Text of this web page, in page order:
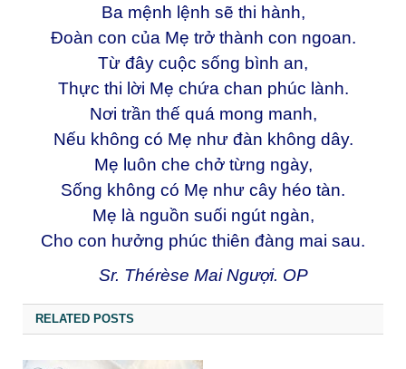
Ba mệnh lệnh sẽ thi hành,
Đoàn con của Mẹ trở thành con ngoan.
Từ đây cuộc sống bình an,
Thực thi lời Mẹ chứa chan phúc lành.
Nơi trần thế quá mong manh,
Nếu không có Mẹ như đàn không dây.
Mẹ luôn che chở từng ngày,
Sống không có Mẹ như cây héo tàn.
Mẹ là nguồn suối ngút ngàn,
Cho con hưởng phúc thiên đàng mai sau.
Sr. Thérèse Mai Ngượi. OP
RELATED POSTS